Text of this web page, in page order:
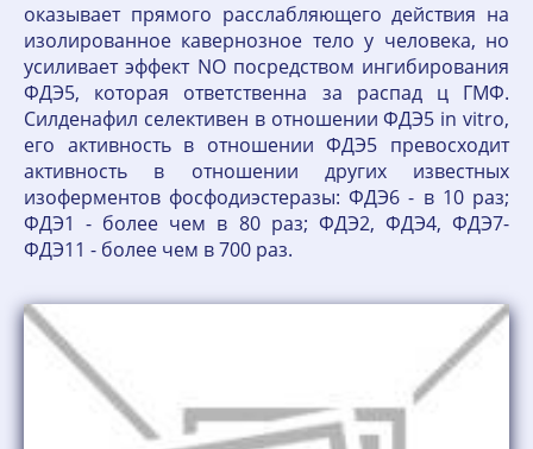
оказывает прямого расслабляющего действия на
изолированное кавернозное тело у человека, но
усиливает эффект NO посредством ингибирования
ФДЭ5, которая ответственна за распад ц ГМФ.
Силденафил селективен в отношении ФДЭ5 in vitro,
его активность в отношении ФДЭ5 превосходит
активность в отношении других известных
изоферментов фосфодиэстеразы: ФДЭ6 - в 10 раз;
ФДЭ1 - более чем в 80 раз; ФДЭ2, ФДЭ4, ФДЭ7-
ФДЭ11 - более чем в 700 раз.